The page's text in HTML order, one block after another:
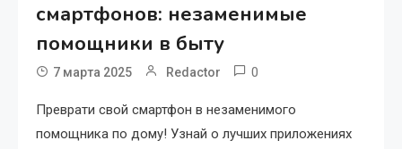
смартфонов: незаменимые
помощники в быту
7 марта 2025 Redactor 0
Преврати свой смартфон в незаменимого
помощника по дому! Узнай о лучших приложениях